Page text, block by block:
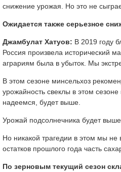
снижение урожая. Но это не
Ожидается также серьезное
Джамбулат Хатуов: В 2019 году
Россия произвела исторический
аграриям была в убыток. Мы
В этом сезоне минсельхоз
урожайность свеклы в этом
надеемся, будет выше.
Урожай подсолнечника будет
Но никакой трагедии в этом мы
остатков прошлого года часть
По зерновым текущий сезон